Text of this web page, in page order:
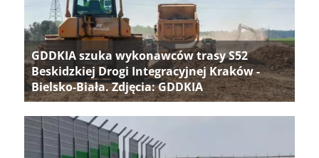
GDDKIA szuka wykonawców trasy S52
Beskidzkiej Drogi Integracyjnej Kraków -
Bielsko-Biała. Zdjęcia: GDDKIA